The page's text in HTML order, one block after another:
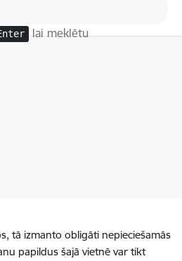
lai meklētu
tā izmanto obligāti nepieciešamās
papildus šajā vietnē var tikt